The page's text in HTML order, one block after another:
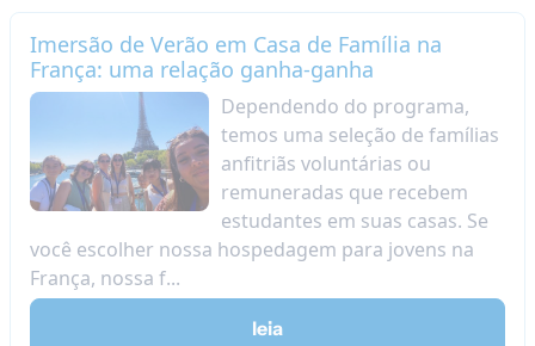
Imersão de Verão em Casa de Família na
França: uma relação ganha-ganha
Dependendo do programa,
temos uma seleção de famílias
anfitriãs voluntárias ou
remuneradas que recebem
estudantes em suas casas. Se
você escolher nossa hospedagem para jovens na
França, nossa f...
leia